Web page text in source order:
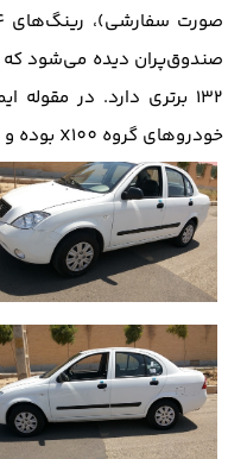
صندوق‌پران دیده می‌شود که
132 برتری دارد. در
خودرو‌های گروه X100 بوده و و کمی قابل اطمینان‌تر است.